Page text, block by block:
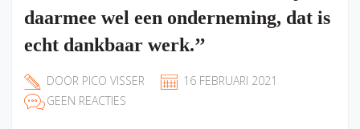
daarmee wel een onderneming, dat is
echt dankbaar werk.’’
DOOR PICO VISSER
16 FEBRUARI 2021
GEEN REACTIES